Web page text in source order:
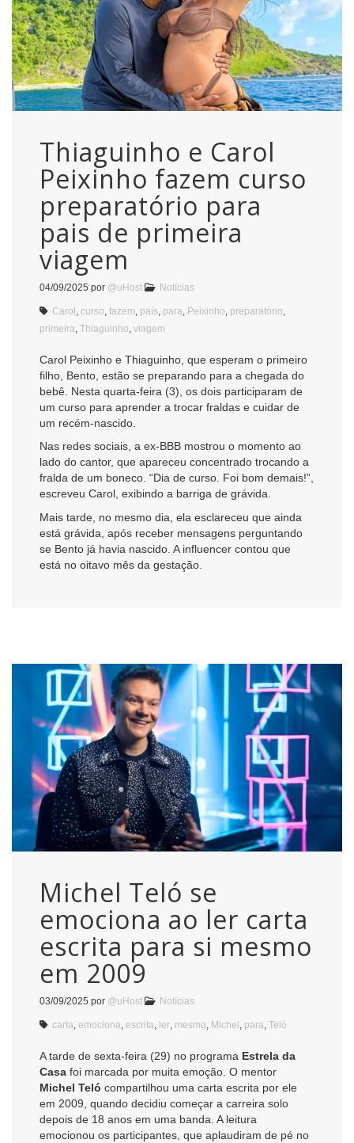
Thiaguinho e Carol
Peixinho fazem curso
preparatório para
pais de primeira
viagem
04/09/2025 por @uHost Notícias
Carol curso fazem país para Peixinho preparatório
primeira Thiaguinho viagem
Carol Peixinho e Thiaguinho, que esperam o primeiro
filho, Bento, estão se preparando para a chegada do
bebê. Nesta quarta-feira (3), os dois participaram de
um curso para aprender a trocar fraldas e cuidar de
um recém-nascido.
Nas redes sociais, a ex-BBB mostrou o momento ao
lado do cantor, que apareceu concentrado trocando a
fralda de um boneco. “Dia de curso. Foi bom demais!”,
escreveu Carol, exibindo a barriga de grávida.
Mais tarde, no mesmo dia, ela esclareceu que ainda
está grávida, após receber mensagens perguntando
se Bento já havia nascido. A influencer contou que
está no oitavo mês da gestação.
Michel Teló se
emociona ao ler carta
escrita para si mesmo
em 2009
03/09/2025 por @uHost Notícias
carta emociona escrita ler mesmo Michel para Teló
A tarde de sexta-feira (29) no programa Estrela da
Casa foi marcada por muita emoção. O mentor
Michel Teló compartilhou uma carta escrita por ele
em 2009, quando decidiu começar a carreira solo
depois de 18 anos em uma banda. A leitura
emocionou os participantes, que aplaudiram de pé no